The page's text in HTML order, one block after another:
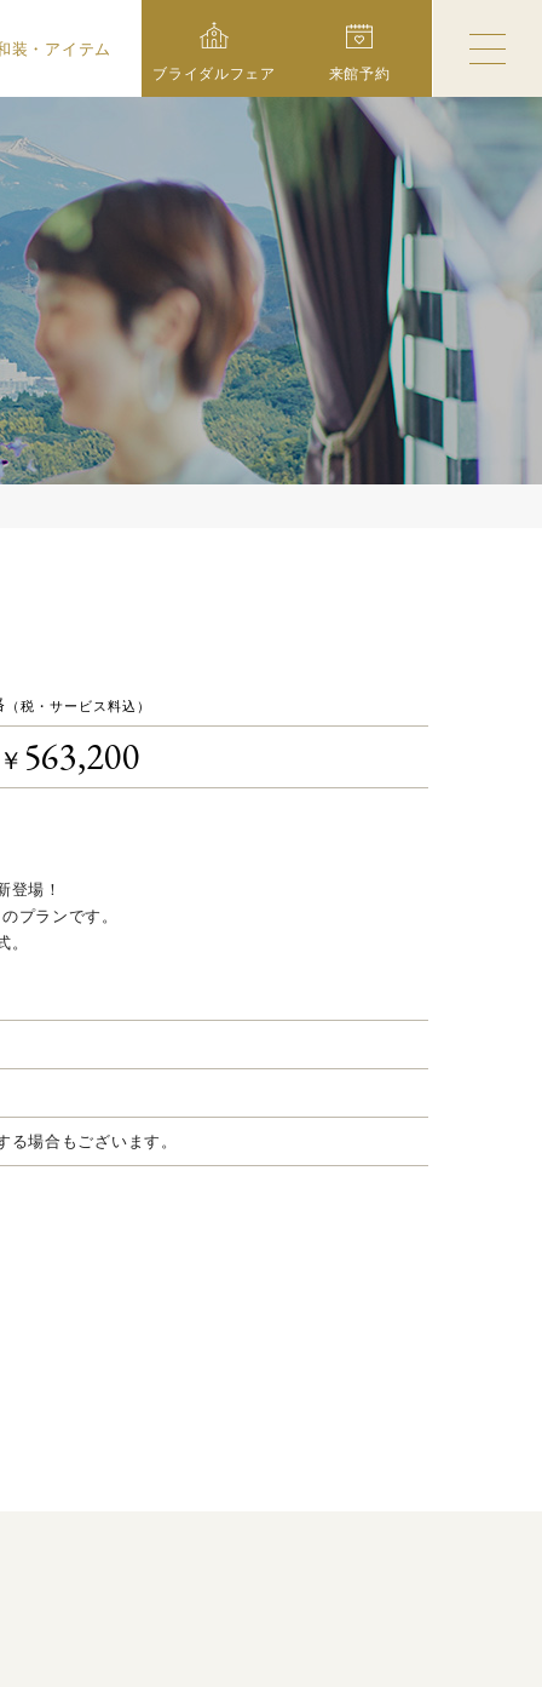
装・アイテム
ブライダルフェア 来館予約
（税・サービス料込）
563,200
登場！
プランです。
。
場合もございます。